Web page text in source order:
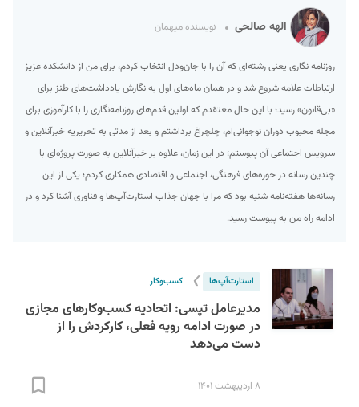
الهه صالحی نویسنده میهمان
روزنامه نگاری یعنی رشته‌ای که آن را با جان‌ودل انتخاب کردم، برای من از دانشکده عزیز
ارتباطات علامه شروع شد و در همان ماه‌های اول به نگارش یادداشت‌های طنز برای
«بی‌قانون» رسید؛ با این حال معتقدم که اولین قدم‌های روزنامه‌نگاری را با کارآموزی برای
مجله محبوب دوران نوجوانی‌ام، چلچراغ برداشتم و بعد از مدتی به تحریریه خبرآنلاین و
سرویس اجتماعی آن پیوستم؛ در این زمان، علاوه بر خبرآنلاین به صورت پروژه‌ای با
چندین رسانه در حوزه‌های فرهنگی، اجتماعی و اقتصادی همکاری کردم؛ یکی از این
رسانه‌ها هفته‌نامه شنبه بود که مرا با جهان جذاب استارت‌آپ‌ها و فناوری آشنا کرد و در
ادامه راه من به پیوست رسید.
استارت‌آپ‌ها ❯ کسب‌و‌کار
مدیرعامل تپسی: اتحادیه کسب‌وکارهای مجازی
در صورت ادامه رویه فعلی، کارکردش را از
دست می‌دهد
۸ اردیبهشت ۱۴۰۱